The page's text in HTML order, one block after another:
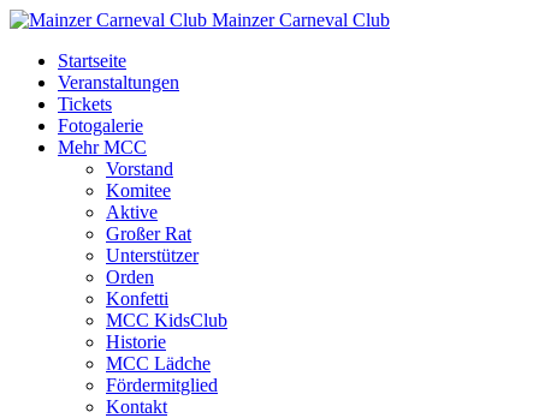
Mainzer Carneval Club
Startseite
Veranstaltungen
Tickets
Fotogalerie
Mehr MCC
Vorstand
Komitee
Aktive
Großer Rat
Unterstützer
Orden
Konfetti
MCC KidsClub
Historie
MCC Lädche
Fördermitglied
Kontakt